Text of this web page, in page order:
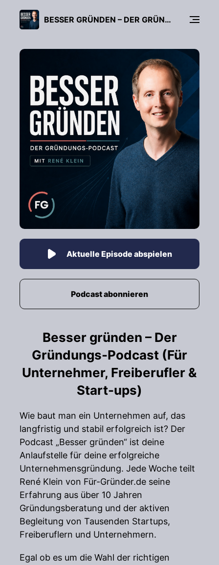
BESSER GRÜNDEN – DER GRÜNDUNGS-PODCAST (FÜR UNTERNEHMER, FREIBERUFLER & START-UPS)
Besser gründen – Der
Gründungs-Podcast (Für
Unternehmer, Freiberufler &
Start-ups)
Wie baut man ein Unternehmen auf, das
langfristig und stabil erfolgreich ist? Der
Podcast „Besser gründen“ ist deine
Anlaufstelle für deine erfolgreiche
Unternehmensgründung. Jede Woche teilt
René Klein von Für-Gründer.de seine
Erfahrung aus über 10 Jahren
Gründungsberatung und der aktiven
Begleitung von Tausenden Startups,
Freiberuflern und Unternehmern.
Egal ob es um die Wahl der richtigen
Aktuelle Episode abspielen
Podcast abonnieren